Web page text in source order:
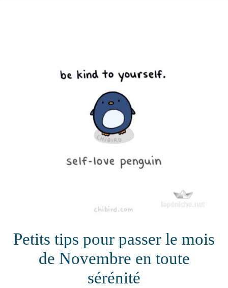
Petits tips pour passer le mois
de Novembre en toute
sérénité